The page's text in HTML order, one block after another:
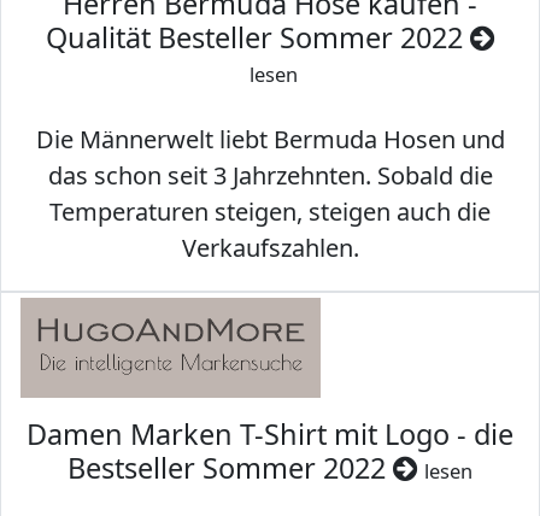
Qualität Besteller Sommer 2022
lesen
Die Männerwelt liebt Bermuda Hosen und
das schon seit 3 Jahrzehnten. Sobald die
Temperaturen steigen, steigen auch die
Verkaufszahlen.
Damen Marken T-Shirt mit Logo - die
Bestseller Sommer 2022
lesen